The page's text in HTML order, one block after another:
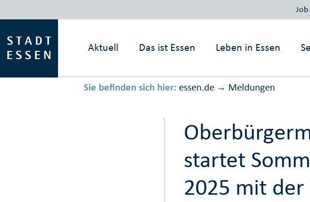
Aktuell Das ist Essen Leben in Essen
Sie befinden sich hier: essen.de → Meldungen
startet
2025 mit der